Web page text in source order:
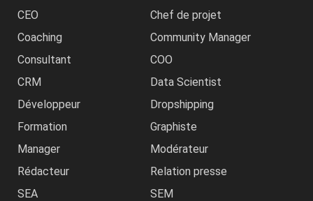
CEO
Chef de projet
Coaching
Community Manager
Consultant
COO
CRM
Data Scientist
Développeur
Dropshipping
Formation
Graphiste
Manager
Modérateur
Rédacteur
Relation presse
SEA
SEM